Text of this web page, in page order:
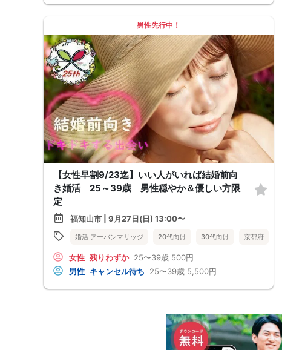
男性先行中！
【女性早割9/23迄】いい人がいれば結婚前向
き婚活 25～39歳 男性穏やか＆優しい方限
定
福知山市 | 9月27日(日) 13:00〜
婚活 アーバンマリッジ 20代向け 30代向け 京都府
女性 残りわずか 25〜39歳 500円
男性 キャンセル待ち 25〜39歳 5,500円